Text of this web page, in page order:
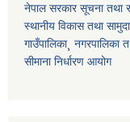
नेपाल सरकार सूचना तथा
स्थानीय विकास तथा
गाउँपालिका¸ नगरपालिका
सीमाना निर्धारण आयोग